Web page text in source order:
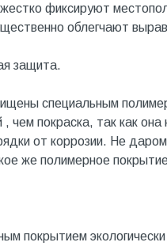
со
фиксируют
облегчают
защита.
специальным
чем покраска, так как она
от коррозии. Не
же полимерное
покрытием